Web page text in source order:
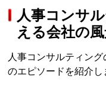
人事コンサ
える会社の
人事コンサルティン
のエピソードを紹介し